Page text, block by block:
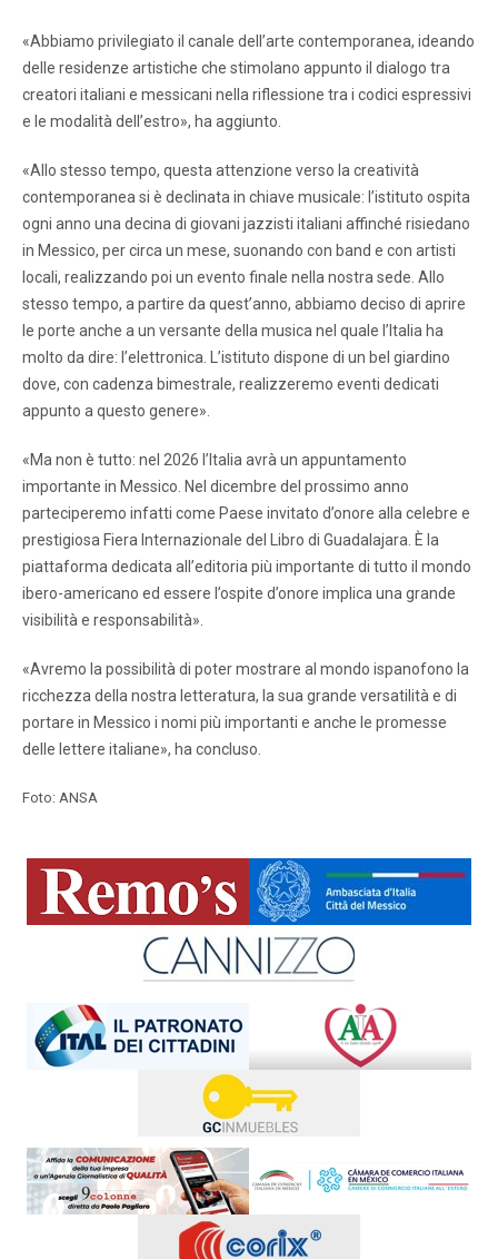
«Abbiamo privilegiato il canale dell’arte contemporanea, ideando
delle residenze artistiche che stimolano appunto il dialogo tra
creatori italiani e messicani nella riflessione tra i codici espressivi
e le modalità dell’estro», ha aggiunto.
«Allo stesso tempo, questa attenzione verso la creatività
contemporanea si è declinata in chiave musicale: l’istituto ospita
ogni anno una decina di giovani jazzisti italiani affinché risiedano
in Messico, per circa un mese, suonando con band e con artisti
locali, realizzando poi un evento finale nella nostra sede. Allo
stesso tempo, a partire da quest’anno, abbiamo deciso di aprire
le porte anche a un versante della musica nel quale l’Italia ha
molto da dire: l’elettronica. L’istituto dispone di un bel giardino
dove, con cadenza bimestrale, realizzeremo eventi dedicati
appunto a questo genere».
«Ma non è tutto: nel 2026 l’Italia avrà un appuntamento
importante in Messico. Nel dicembre del prossimo anno
parteciperemo infatti come Paese invitato d’onore alla celebre e
prestigiosa Fiera Internazionale del Libro di Guadalajara. È la
piattaforma dedicata all’editoria più importante di tutto il mondo
ibero-americano ed essere l’ospite d’onore implica una grande
visibilità e responsabilità».
«Avremo la possibilità di poter mostrare al mondo ispanofono la
ricchezza della nostra letteratura, la sua grande versatilità e di
portare in Messico i nomi più importanti e anche le promesse
delle lettere italiane», ha concluso.
Foto: ANSA